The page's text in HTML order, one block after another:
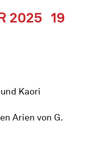
2025 19
Kaori
Arien von G.